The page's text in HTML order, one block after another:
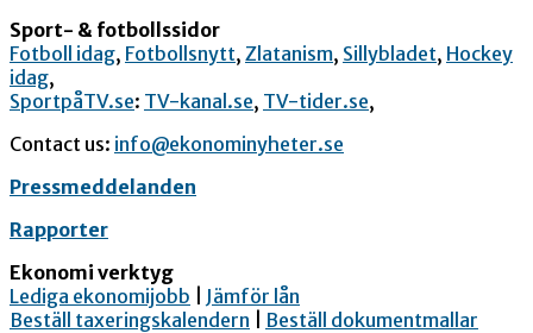
Sport- & fotbollssidor
Fotboll idag, Fotbollsnytt, Zlatanism, Sillybladet, Hockey
idag,
SportpåTV.se: TV-kanal.se, TV-tider.se,
Contact us: info@ekonominyheter.se
Pressmeddelanden
Rapporter
Ekonomi verktyg
Lediga ekonomijobb
Jämför lån
Beställ taxeringskalendern
Beställ dokumentmallar